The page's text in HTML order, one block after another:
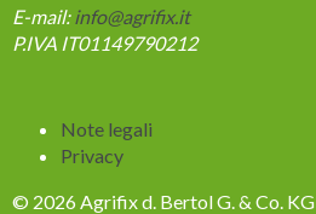
E-mail:info@agrifix.it
P.IVA IT01149790212
navigazione
Note legali
Privacy
© 2026 Agrifix d. Bertol G. & Co. KG